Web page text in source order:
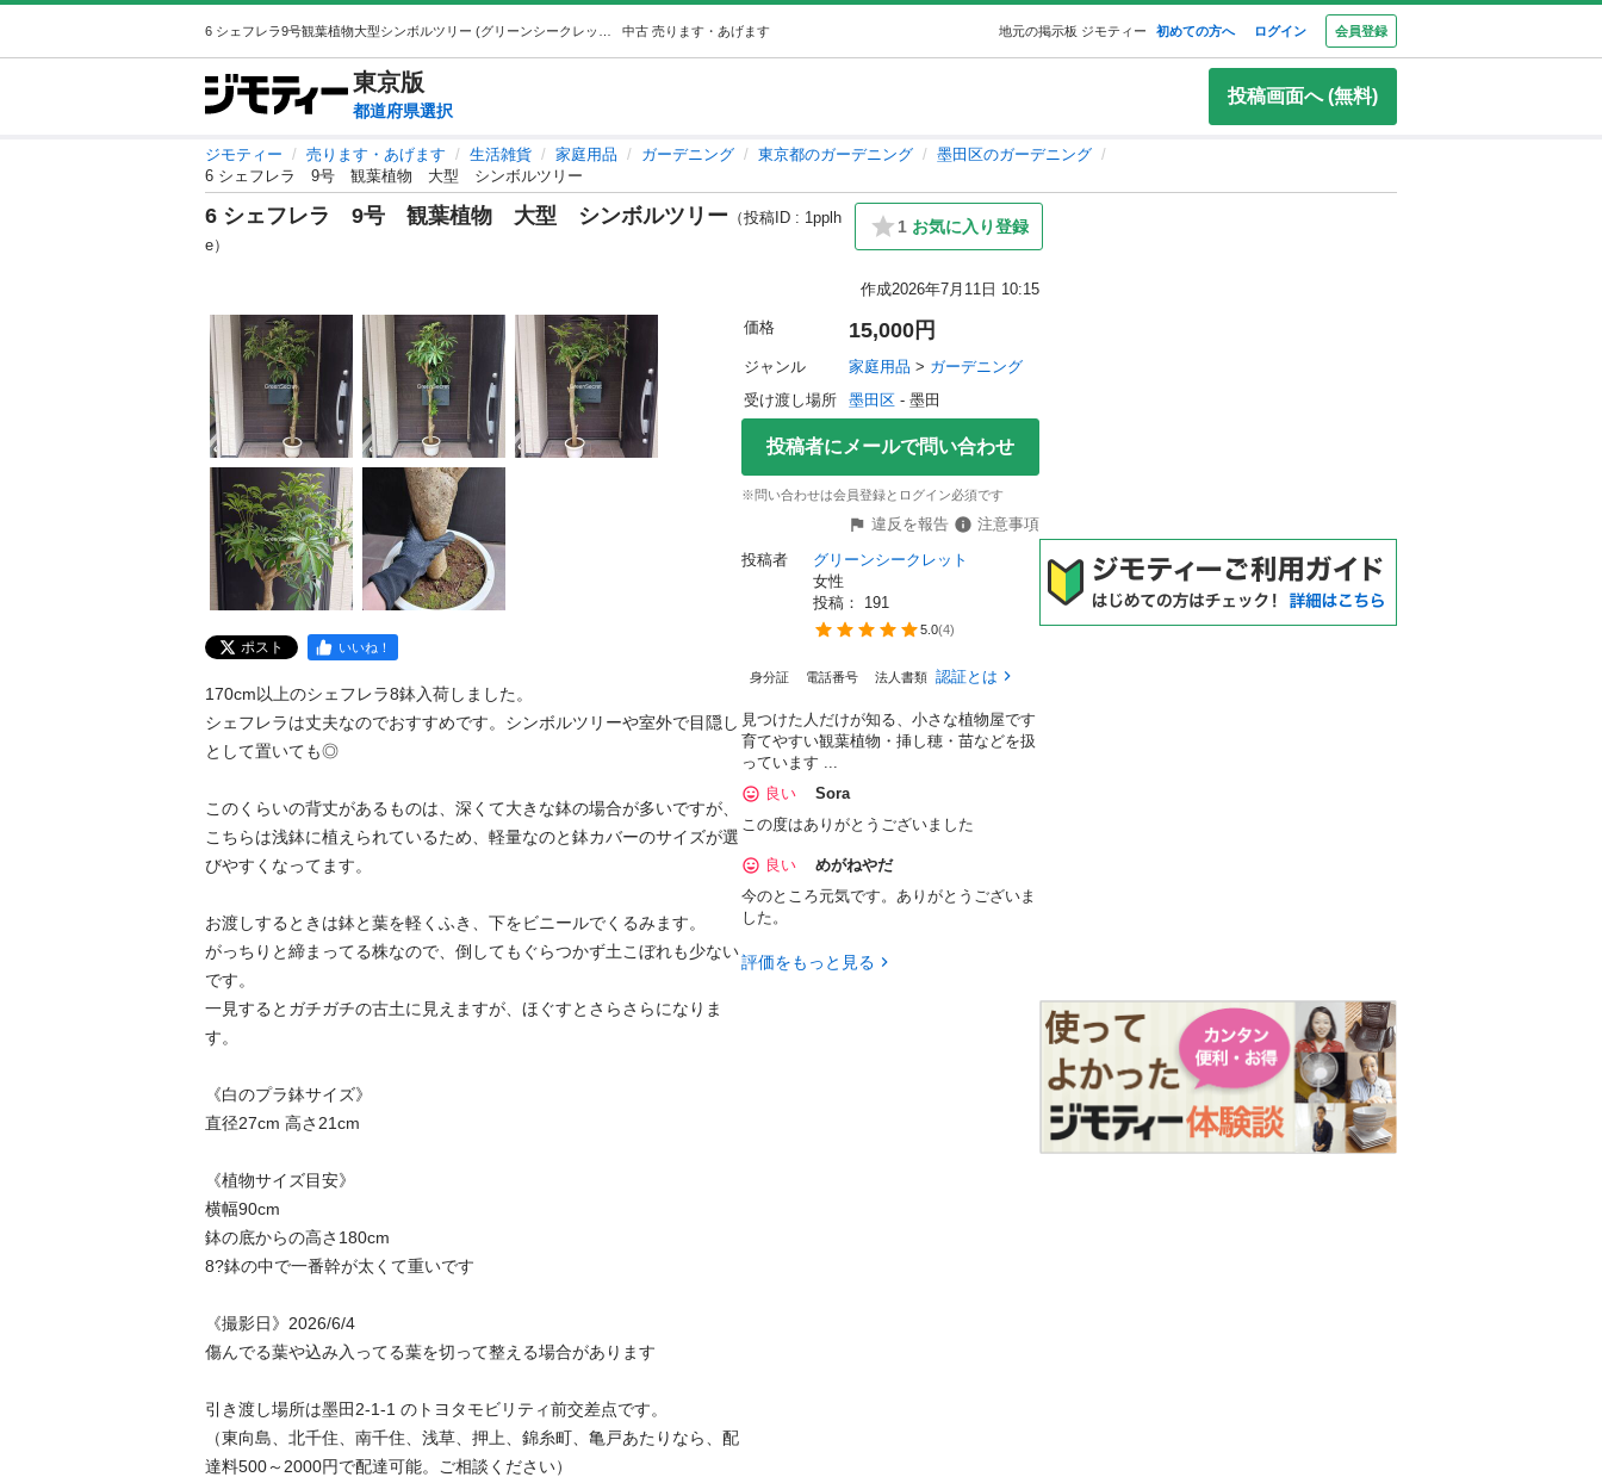
中古 売ります・あげます 地元の掲示板 ジモティー 初めての方へ ログイン 会員登録
東京版
都道府県選択
投稿画面へ (無料)
ジモティー 売ります・あげます 生活雑貨 家庭用品 ガーデニング 東京都のガーデニング
墨田区のガーデニング
6 シェフレラ 9号 観葉植物 大型 シンボルツリー
6 シェフレラ 9号 観葉植物 大型 シンボルツリー （投稿ID : 1pplh
e）
1 お気に入り登録
作成2026年7月11日 10:15
ポスト いいね！
170cm以上のシェフレラ8鉢入荷しました。
シェフレラは丈夫なのでおすすめです。シンボルツリーや室外で目隠し
として置いても◎
このくらいの背丈があるものは、深くて大きな鉢の場合が多いですが、
こちらは浅鉢に植えられているため、軽量なのと鉢カバーのサイズが選
びやすくなってます。
お渡しするときは鉢と葉を軽くふき、下をビニールでくるみます。
がっちりと締まってる株なので、倒してもぐらつかず土こぼれも少ない
です。
一見するとガチガチの古土に見えますが、ほぐすとさらさらになりま
す。
《白のプラ鉢サイズ》
直径27cm 高さ21cm
《植物サイズ目安》
横幅90cm
鉢の底からの高さ180cm
8?鉢の中で一番幹が太くて重いです
《撮影日》2026/6/4
傷んでる葉や込み入ってる葉を切って整える場合があります
引き渡し場所は墨田2-1-1 のトヨタモビリティ前交差点です。
（東向島、北千住、南千住、浅草、押上、錦糸町、亀戸あたりなら、配
達料500～2000円で配達可能。ご相談ください）
価格 15,000円
ジャンル 家庭用品 > ガーデニング
受け渡し場所
墨田区 - 墨田
投稿者にメールで問い合わせ
※問い合わせは会員登録とログイン必須です
違反を報告
注意事項
投稿者
グリーンシークレット
女性
投稿： 191
5.0(4)
身分証 電話番号 法人書類 認証とは
見つけた人だけが知る、小さな植物屋です
育てやすい観葉植物・挿し穂・苗などを扱
っています ...
良い
Sora
この度はありがとうございました
良い
めがねやだ
今のところ元気です。ありがとうございま
した。
評価をもっと見る